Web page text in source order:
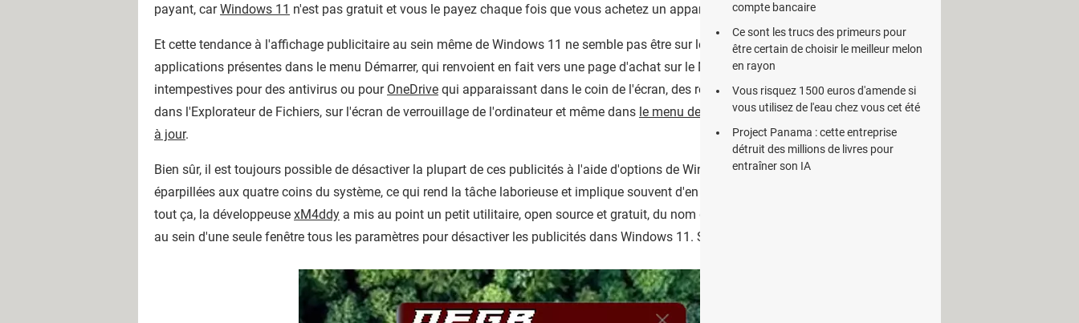
payant, carWindows 11 n'est pas gratuit et vous le payez chaque fois que vous achetez un appareil doté de cet OS.
Et cette tendance à l'affichage publicitaire au sein même de Windows 11 ne semble pas être sur le déclin. En plus des fausses
applications présentes dans le menu Démarrer, qui renvoient en fait vers une page d'achat sur le Microsoft Store, des notifications
intempestives pour des antivirus ou pour OneDrive qui apparaissant dans le coin de l'écran, des réclames peuvent également apparaître
dans l'Explorateur de Fichiers, sur l'écran de verrouillage de l'ordinateur et même dans le menu des Paramètres depuis une récente mise
à jour.
Bien sûr, il est toujours possible de désactiver la plupart de ces publicités à l'aide d'options de Windows 11, mais celles-ci sont
éparpillées aux quatre coins du système, ce qui rend la tâche laborieuse et implique souvent d'en oublier quelques-unes. Pour faciliter
tout ça, la développeuse xM4ddy a mis au point un petit utilitaire, open source et gratuit, du nom de
au sein d'une seule fenêtre tous les paramètres pour désactiver les publicités dans Windows 11. Simple, efficace et pratique.
compte bancaire
Ce sont les trucs des primeurs pour
être certain de choisir le meilleur melon
en rayon
Vous risquez 1500 euros d'amende si
vous utilisez de l'eau chez vous cet été
Project Panama : cette entreprise
détruit des millions de livres pour
entraîner son IA